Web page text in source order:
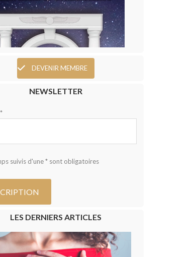
DEVENIR MEMBRE
NEWSLETTER
suivis d'une * sont obligatoires
LES DERNIERS ARTICLES